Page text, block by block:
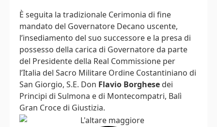
È seguita la tradizionale Cerimonia di fine
mandato del Governatore Decano uscente,
l’insediamento del suo successore e la presa di
possesso della carica di Governatore da parte
del Presidente della Real Commissione per
l’Italia del Sacro Militare Ordine Costantiniano di
San Giorgio, S.E. Don Flavio Borghese dei
Principi di Sulmona e di Montecompatri, Balì
Gran Croce di Giustizia.